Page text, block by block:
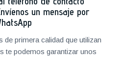
un mensaje por
de primera calidad que utilizan
te podemos garantizar unos